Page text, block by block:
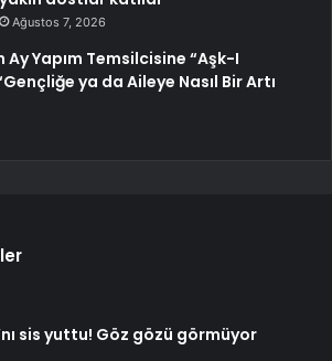
Ağustos 7, 2026
Yapım Temsilcisine “Aşk-I
ya da Aileye Nasıl Bir Artı
sis yuttu! Göz gözü görmüyor